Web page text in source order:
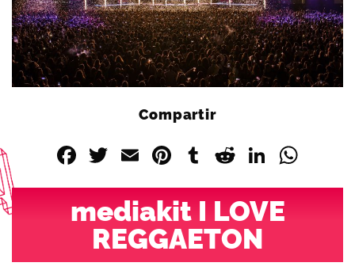
Compartir
Facebook
Twitter
EmailPinterest
Tumblr
Reddit
mediakit I LOVE
REGGAETON